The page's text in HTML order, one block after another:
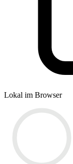
Lokal im Browser